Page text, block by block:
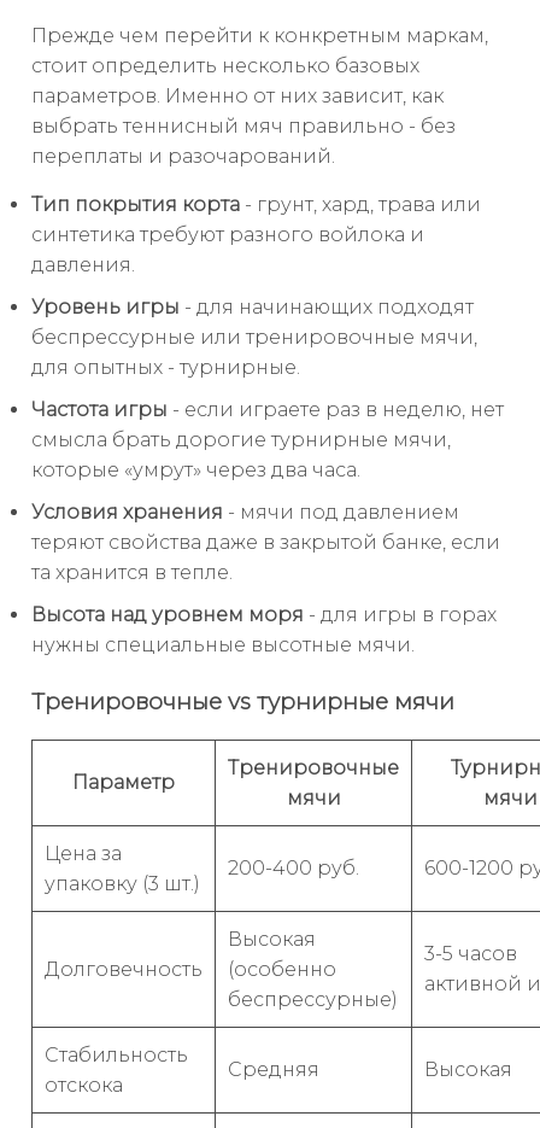
Прежде чем перейти к конкретным маркам,
стоит определить несколько базовых
параметров. Именно от них зависит, как
выбрать теннисный мяч правильно - без
переплаты и разочарований.
Тип покрытия корта - грунт, хард, трава или
синтетика требуют разного войлока и
давления.
Уровень игры - для начинающих подходят
беспрессурные или тренировочные мячи,
для опытных - турнирные.
Частота игры - если играете раз в неделю, нет
смысла брать дорогие турнирные мячи,
которые «умрут» через два часа.
Условия хранения - мячи под давлением
теряют свойства даже в закрытой банке, если
та хранится в тепле.
Высота над уровнем моря - для игры в горах
нужны специальные высотные мячи.
Тренировочные vs турнирные мячи
Параметр
Тренировочные
мячи
мячи
Цена за
упаковку (3 шт.)
200-400 руб. 600-1200
Долговечность
Высокая
(особенно
беспрессурные)
3-5 часов
активной
Стабильность
отскока
Средняя Высокая